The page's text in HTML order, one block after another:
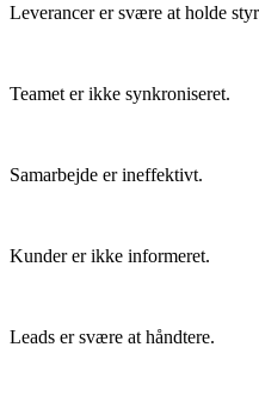
Leverancer er svære at holde
Teamet er ikke synkroniseret.
Samarbejde er ineffektivt.
Kunder er ikke informeret.
Leads er svære at håndtere.